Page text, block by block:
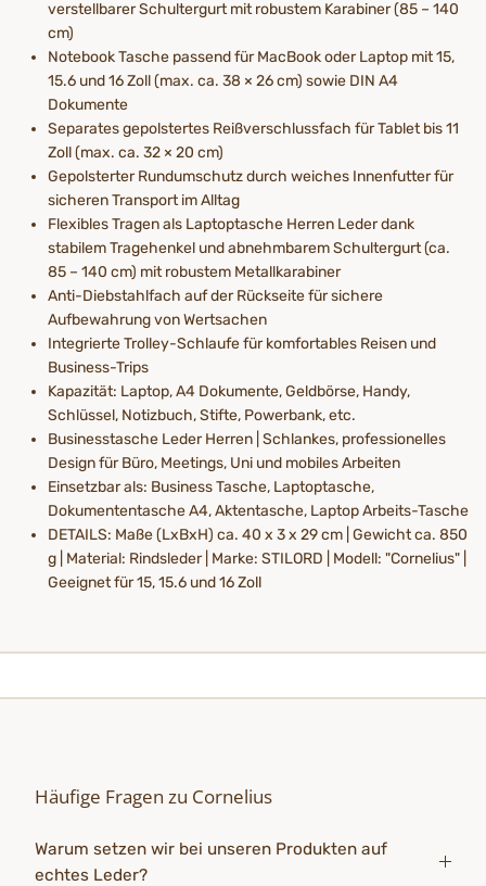
verstellbarer Schultergurt mit robustem Karabiner (85 – 140
cm)
Notebook Tasche passend für MacBook oder Laptop mit 15,
15.6 und 16 Zoll (max. ca. 38 × 26 cm) sowie DIN A4
Dokumente
Separates gepolstertes Reißverschlussfach für Tablet bis 11
Zoll (max. ca. 32 × 20 cm)
Gepolsterter Rundumschutz durch weiches Innenfutter für
sicheren Transport im Alltag
Flexibles Tragen als Laptoptasche Herren Leder dank
stabilem Tragehenkel und abnehmbarem Schultergurt (ca.
85 – 140 cm) mit robustem Metallkarabiner
Anti-Diebstahlfach auf der Rückseite für sichere
Aufbewahrung von Wertsachen
Integrierte Trolley-Schlaufe für komfortables Reisen und
Business-Trips
Kapazität: Laptop, A4 Dokumente, Geldbörse, Handy,
Schlüssel, Notizbuch, Stifte, Powerbank, etc.
Businesstasche Leder Herren | Schlankes, professionelles
Design für Büro, Meetings, Uni und mobiles Arbeiten
Einsetzbar als: Business Tasche, Laptoptasche,
Dokumententasche A4, Aktentasche, Laptop Arbeits-Tasche
DETAILS: Maße (LxBxH) ca. 40 x 3 x 29 cm | Gewicht ca. 850
g | Material: Rindsleder | Marke: STILORD | Modell: "Cornelius" |
Geeignet für 15, 15.6 und 16 Zoll
Häufige Fragen zu Cornelius
Warum setzen wir bei unseren Produkten auf
echtes Leder?